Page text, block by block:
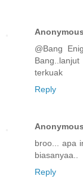
Anonymous
@Bang
terkuak
Reply
Anonymous
broo... apa
biasanyaa..
Reply